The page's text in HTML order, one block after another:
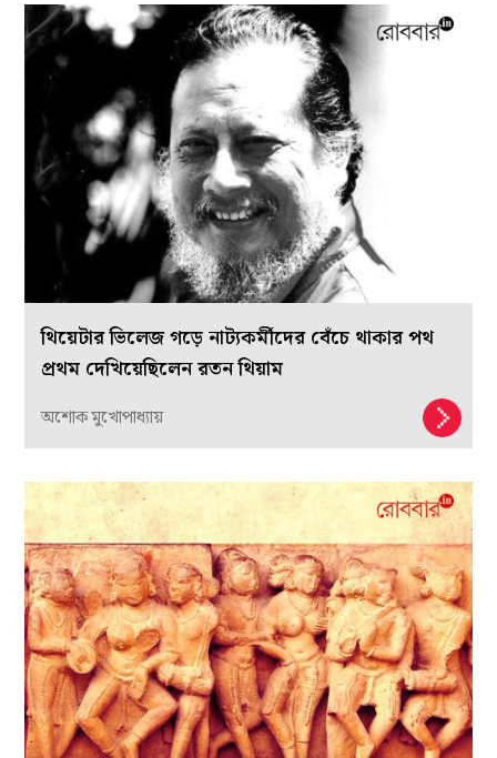
থিয়েটার ভিলেজ গড়ে নাট্যকর্মীদের বেঁচে থাকার পথ
প্রথম দেখিয়েছিলেন রতন থিয়াম
অশোক মুখোপাধ্যায়